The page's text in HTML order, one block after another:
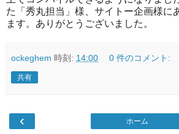
た「秀丸担当」様、サイトー企画様に
ます。ありがとうございました。
ockeghem 時刻: 14:00 0 件のコメント:
共有
‹ ホーム